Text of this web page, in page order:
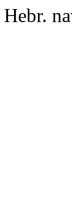
Hebr.